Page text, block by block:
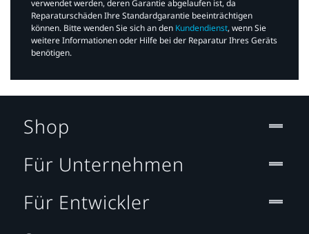
verwendet werden, deren Garantie abgelaufen ist, da
Reparaturschäden Ihre Standardgarantie beeinträchtigen
können. Bitte wenden Sie sich an den Kundendienst, wenn Sie
weitere Informationen oder Hilfe bei der Reparatur Ihres Geräts
benötigen.​
Shop
Für Unternehmen
Für Entwickler